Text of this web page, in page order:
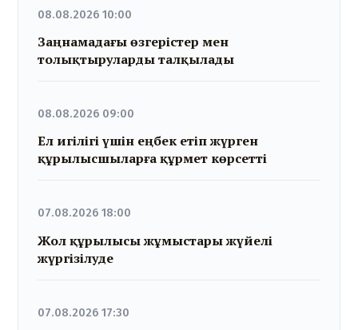
08.08.2026 10:00
Заңнамадағы өзгерістер мен
толықтыруларды талқылады
08.08.2026 09:00
Ел игілігі үшін еңбек етіп жүрген
құрылысшыларға құрмет көрсетті
07.08.2026 18:00
Жол құрылысы жұмыстары жүйелі
жүргізілуде
07.08.2026 17:30